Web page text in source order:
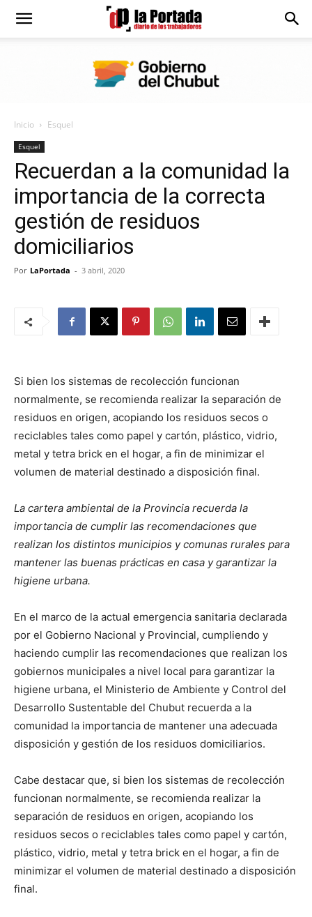
Diario
Portada
Inicio Esquel
Esquel
Recuerdan a la comunidad la
importancia de la correcta
gestión de residuos
domiciliarios
Por LaPortada - 3 abril, 2020
Si bien los sistemas de recolección funcionan
normalmente, se recomienda realizar la separación de
residuos en origen, acopiando los residuos secos o
reciclables tales como papel y cartón, plástico, vidrio,
metal y tetra brick en el hogar, a fin de minimizar el
volumen de material destinado a disposición final.
La cartera ambiental de la Provincia recuerda la
importancia de cumplir las recomendaciones que
realizan los distintos municipios y comunas rurales para
mantener las buenas prácticas en casa y garantizar la
higiene urbana.
En el marco de la actual emergencia sanitaria declarada
por el Gobierno Nacional y Provincial, cumpliendo y
haciendo cumplir las recomendaciones que realizan los
gobiernos municipales a nivel local para garantizar la
higiene urbana, el Ministerio de Ambiente y Control del
Desarrollo Sustentable del Chubut recuerda a la
comunidad la importancia de mantener una adecuada
disposición y gestión de los residuos domiciliarios.
Cabe destacar que, si bien los sistemas de recolección
funcionan normalmente, se recomienda realizar la
separación de residuos en origen, acopiando los
residuos secos o reciclables tales como papel y cartón,
plástico, vidrio, metal y tetra brick en el hogar, a fin de
minimizar el volumen de material destinado a disposición
final.